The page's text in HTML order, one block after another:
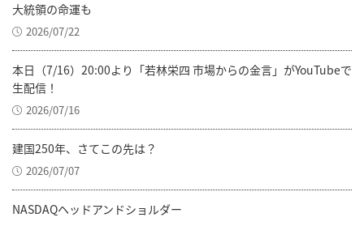
大統領の命運も
2026/07/22
本日（7/16）20:00より「若林栄四 市場からの金言」がYouTubeで
生配信！
2026/07/16
建国250年、さてこの先は？
2026/07/07
NASDAQヘッドアンドショルダー